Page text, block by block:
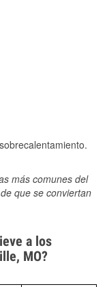
más comunes del
que se conviertan
a los
MO?